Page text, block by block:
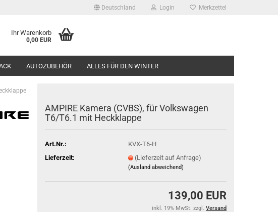
Deutschland Login Merkzettel
Ihr Warenkorb
0,00 EUR
AUTOZUBEHÖR ALLES FÜR DEN WINTER
AMPIRE Kamera (CVBS), für Volkswagen
T6/T6.1 mit Heckklappe
Art.Nr.:
KVX-T6-H
Lieferzeit:
(Lieferzeit auf Anfrage)
(Ausland abweichend)
139,00 EUR
inkl. 19% MwSt. zzgl. Versand